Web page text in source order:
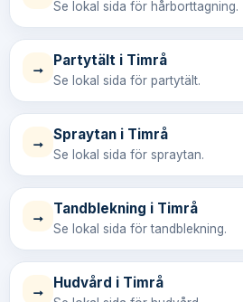
Se lokal sida för hårborttagning.
→ Partytält i Timrå
Se lokal sida för partytält.
→ Spraytan i Timrå
Se lokal sida för spraytan.
→ Tandblekning i Timrå
Se lokal sida för tandblekning.
→ Hudvård i Timrå